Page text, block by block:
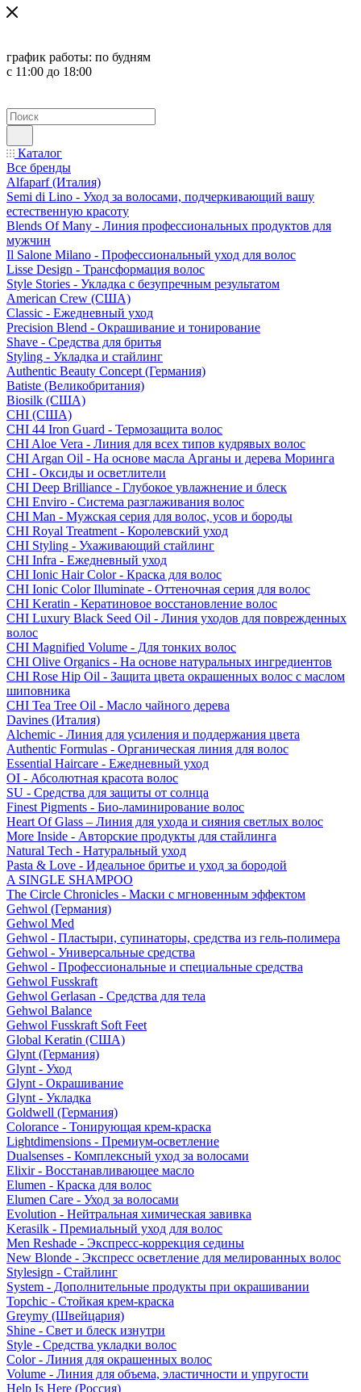
график работы: по будням
с 11:00 до 18:00
Каталог
Все бренды
Alfaparf (Италия)
Semi di Lino - Уход за волосами, подчеркивающий вашу
естественную красоту
Blends Of Many - Линия профессиональных продуктов для
мужчин
Il Salone Milano - Профессиональный уход для волос
Lisse Design - Трансформация волос
Style Stories - Укладка с безупречным результатом
American Crew (США)
Classic - Ежедневный уход
Precision Blend - Окрашивание и тонирование
Shave - Средства для бритья
Styling - Укладка и стайлинг
Authentic Beauty Concept (Германия)
Batiste (Великобритания)
Biosilk (США)
CHI (США)
CHI 44 Iron Guard - Термозащита волос
CHI Aloe Vera - Линия для всех типов кудрявых волос
CHI Argan Oil - На основе масла Арганы и дерева Моринга
CHI - Оксиды и осветлители
CHI Deep Brilliance - Глубокое увлажнение и блеск
CHI Enviro - Система разглаживания волос
CHI Man - Мужская серия для волос, усов и бороды
CHI Royal Treatment - Королевский уход
CHI Styling - Ухаживающий стайлинг
CHI Infra - Ежедневный уход
CHI Ionic Hair Color - Краска для волос
CHI Ionic Color Illuminate - Оттеночная серия для волос
CHI Keratin - Кератиновое восстановление волос
CHI Luxury Black Seed Oil - Линия уходов для поврежденных
волос
CHI Magnified Volume - Для тонких волос
CHI Olive Organics - На основе натуральных ингредиентов
CHI Rose Hip Oil - Защита цвета окрашенных волос с маслом
шиповника
CHI Tea Tree Oil - Масло чайного дерева
Davines (Италия)
Alchemic - Линия для усиления и поддержания цвета
Authentic Formulas - Органическая линия для волос
Essential Haircare - Eжедневный уход
OI - Абсолютная красота волос
SU - Средства для защиты от солнца
Finest Pigments - Био-ламинирование волос
Heart Of Glass – Линия для ухода и сияния светлых волос
More Inside - Авторские продукты для стайлинга
Natural Tech - Натуральный уход
Pasta & Love - Идеальное бритье и уход за бородой
A SINGLE SHAMPOO
The Circle Chronicles - Маски с мгновенным эффектом
Gehwol (Германия)
Gehwol Med
Gehwol - Пластыри, супинаторы, средства из гель-полимера
Gehwol - Универсальные средства
Gehwol - Профессиональные и специальные средства
Gehwol Fusskraft
Gehwol Gerlasan - Средства для тела
Gehwol Balance
Gehwol Fusskraft Soft Feet
Global Keratin (США)
Glynt (Германия)
Glynt - Уход
Glynt - Окрашивание
Glynt - Укладка
Goldwell (Германия)
Colorance - Тонирующая крем-краска
Lightdimensions - Премиум-осветление
Dualsenses - Комплексный уход за волосами
Elixir - Восстанавливающее масло
Elumen - Краска для волос
Elumen Care - Уход за волосами
Evolution - Нейтральная химическая завивка
Kerasilk - Премиальный уход для волос
Men Reshade - Экспресс-коррекция седины
New Blonde - Экспресс осветление для мелированных волос
Stylesign - Стайлинг
System - Дополнительные продукты при окрашивании
Topchic - Стойкая крем-краска
Greymy (Швейцария)
Shine - Свет и блеск изнутри
Style - Средства укладки волос
Color - Линия для окрашенных волос
Volume - Линия для объема, эластичности и упругости
Help Is Here (Россия)